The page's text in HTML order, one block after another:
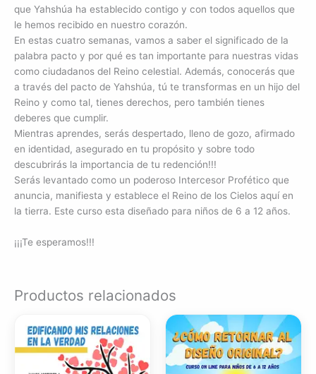
que Yahshúa ha establecido contigo y con todos aquellos que
le hemos recibido en nuestro corazón.
En estas cuatro semanas, vamos a saber el significado de la
palabra pacto y por qué es tan importante para nuestras vidas
como ciudadanos del Reino celestial. Además, conocerás que
a través del pacto de Yahshúa, tú te transformas en un hijo del
Reino y como tal, tienes derechos, pero también tienes
deberes que cumplir.
Mientras aprendes, serás despertado, lleno de gozo, afirmado
en identidad, asegurado en tu propósito y sobre todo
descubrirás la importancia de tu redención!!!
Serás levantado como un poderoso Intercesor Profético que
anuncia, manifiesta y establece el Reino de los Cielos aquí en
la tierra. Este curso esta diseñado para niños de 6 a 12 años.
¡¡¡Te esperamos!!!
Productos relacionados